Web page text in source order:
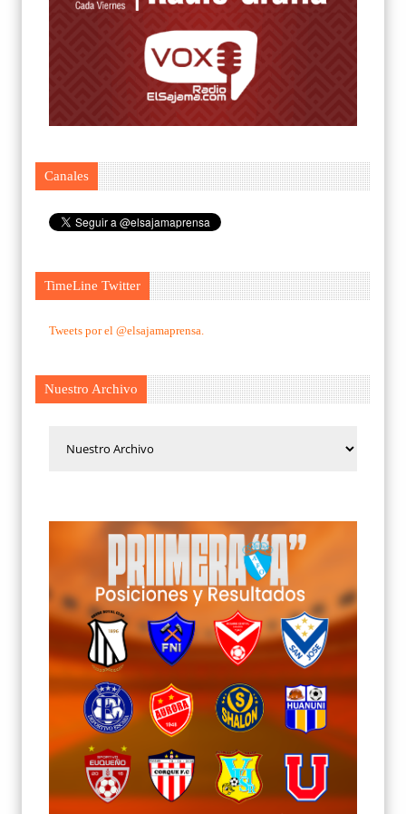
Canales
TimeLine Twitter
Tweets por el @elsajamaprensa.
Nuestro Archivo